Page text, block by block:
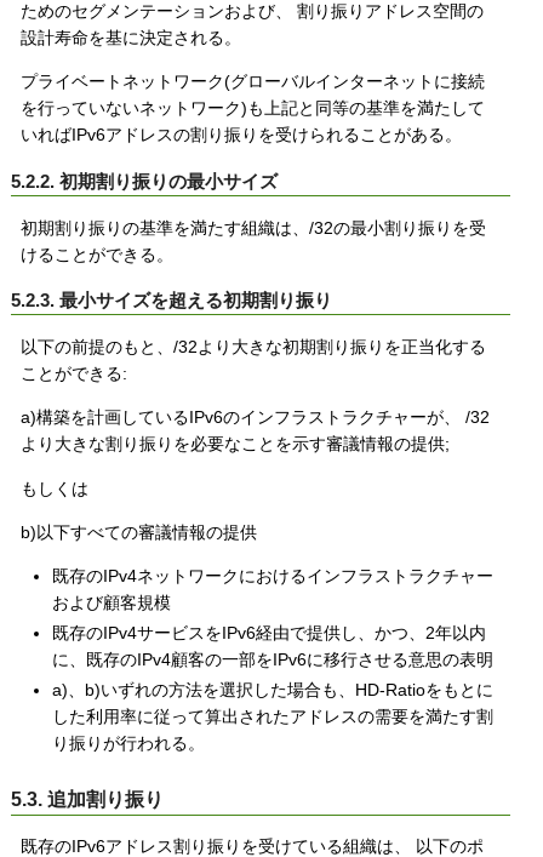
ためのセグメンテーションおよび、 割り振りアドレス空間の
設計寿命を基に決定される。
プライベートネットワーク(グローバルインターネットに接続
を行っていないネットワーク)も上記と同等の基準を満たして
いればIPv6アドレスの割り振りを受けられることがある。
5.2.2. 初期割り振りの最小サイズ
初期割り振りの基準を満たす組織は、/32の最小割り振りを受
けることができる。
5.2.3. 最小サイズを超える初期割り振り
以下の前提のもと、/32より大きな初期割り振りを正当化する
ことができる:
a)構築を計画しているIPv6のインフラストラクチャーが、 /32
より大きな割り振りを必要なことを示す審議情報の提供;
もしくは
b)以下すべての審議情報の提供
既存のIPv4ネットワークにおけるインフラストラクチャー
および顧客規模
既存のIPv4サービスをIPv6経由で提供し、かつ、2年以内
に、既存のIPv4顧客の一部をIPv6に移行させる意思の表明
a)、b)いずれの方法を選択した場合も、HD-Ratioをもとに
した利用率に従って算出されたアドレスの需要を満たす割
り振りが行われる。
5.3. 追加割り振り
既存のIPv6アドレス割り振りを受けている組織は、 以下のポ